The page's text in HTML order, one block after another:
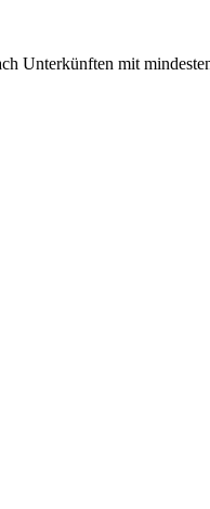
Unterkünften mit